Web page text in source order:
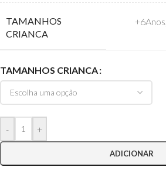
TAMANHOS
CRIANCA
+6Anos
TAMANHOS CRIANCA
- +
ADICIONAR